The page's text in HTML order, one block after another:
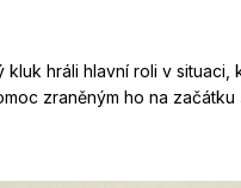
hráli hlavní roli v situaci,
zraněným ho na